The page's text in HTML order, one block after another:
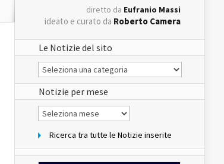
diretto da Eufranio Massi
ideato e curato da Roberto Camera
Le Notizie del sito
Le
Notizie
del
sito
Notizie per mese
Notizie
per
Ricerca tra tutte le Notizie inserite